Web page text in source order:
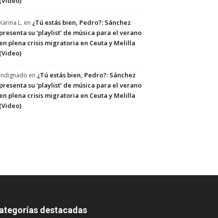
L. en ¿Tú estás bien, Pedro?: Sánchez
su ‘playlist’ de música para el verano
plena crisis migratoria en Ceuta y Melilla
en ¿Tú estás bien, Pedro?: Sánchez
su ‘playlist’ de música para el verano
plena crisis migratoria en Ceuta y Melilla
destacadas